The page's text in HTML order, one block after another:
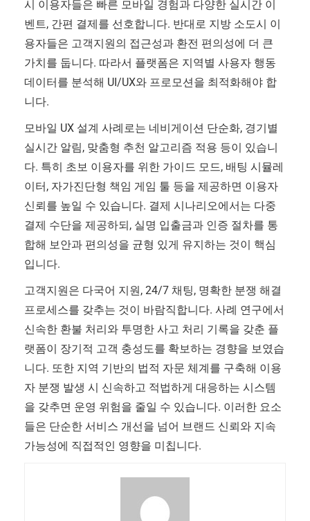
시 이용자들은 빠른 모바일 경험과 다양한 실시간 이
벤트, 간편 결제를 선호합니다. 반대로 지방 소도시 이
용자들은 고객지원의 접근성과 환전 편의성에 더 큰
가치를 둡니다. 따라서 플랫폼은 지역별 사용자 행동
데이터를 분석해 UI/UX와 프로모션을 최적화해야 합
니다.
모바일 UX 설계 사례로는 네비게이션 단순화, 경기별
실시간 알림, 맞춤형 추천 알고리즘 적용 등이 있습니
다. 특히 초보 이용자를 위한 가이드 모드, 배팅 시뮬레
이터, 자가진단형 책임 게임 툴 등을 제공하면 이용자
신뢰를 높일 수 있습니다. 결제 시나리오에서는 다중
결제 수단을 제공하되, 실명 입출금과 인증 절차를 통
합해 보안과 편의성을 균형 있게 유지하는 것이 핵심
입니다.
고객지원은 다국어 지원, 24/7 채팅, 명확한 분쟁 해결
프로세스를 갖추는 것이 바람직합니다. 사례 연구에서
신속한 환불 처리와 투명한 사고 처리 기록을 갖춘 플
랫폼이 장기적 고객 충성도를 확보하는 경향을 보였습
니다. 또한 지역 기반의 법적 자문 체계를 구축해 이용
자 분쟁 발생 시 신속하고 적법하게 대응하는 시스템
을 갖추면 운영 위험을 줄일 수 있습니다. 이러한 요소
들은 단순한 서비스 개선을 넘어 브랜드 신뢰와 지속
가능성에 직접적인 영향을 미칩니다.